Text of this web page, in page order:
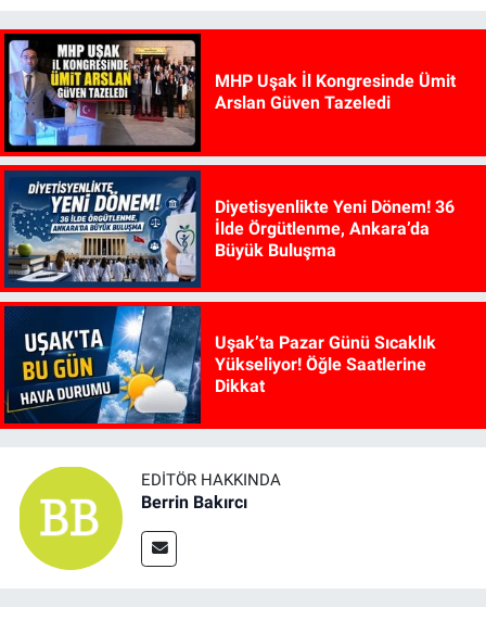
MHP Uşak İl Kongresinde Ümit
Arslan Güven Tazeledi
Diyetisyenlikte Yeni Dönem! 36
İlde Örgütlenme, Ankara’da
Büyük Buluşma
Uşak’ta Pazar Günü Sıcaklık
Yükseliyor! Öğle Saatlerine
Dikkat
EDITÖR HAKKINDA
Berrin Bakırcı